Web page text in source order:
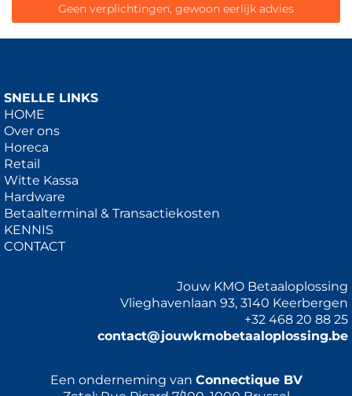
Geen verplichtingen, gewoon eerlijk advies
SNELLE LINKS
HOME
Over ons
Horeca
Retail
Witte Kassa
Hardware
Betaalterminal & Transactiekosten
KENNIS
CONTACT
Jouw KMO Betaaloplossing
Vlieghavenlaan 93, 3140 Keerbergen
+32 468 20 88 25
contact@jouwkmobetaaloplossing.be
Een onderneming van Connectique BV